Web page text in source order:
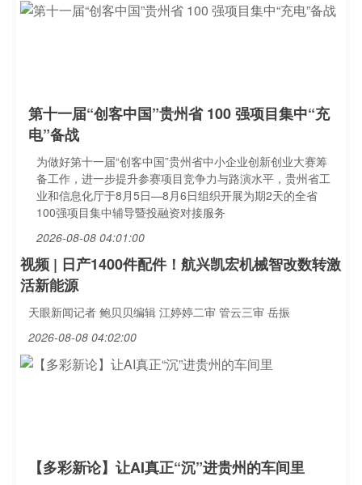
第十一届“创客中国”贵州省 100 强项目集中“充
电”备战
为做好第十一届“创客中国”贵州省中小企业创新创业大赛筹
备工作，进一步提升参赛项目竞争力与路演水平，贵州省工
业和信息化厅于8月5日—8月6日组织开展为期2天的全省
100强项目集中辅导暨投融资对接服务
2026-08-08 04:01:00
视频 | 日产1400件配件！航兴凯宏机械智改数转激
活新能源
天眼新闻记者 鲍贝贝编辑 江婷婷二审 管云三审 岳振
2026-08-08 04:02:00
【多彩新论】让AI真正“沉”进贵州的车间里